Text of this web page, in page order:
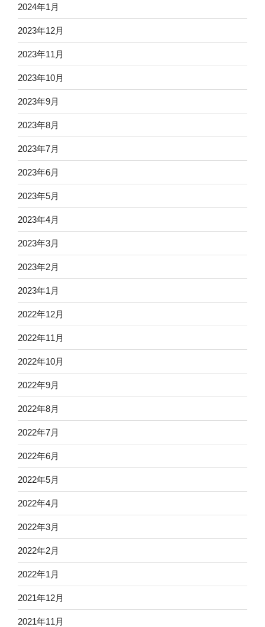
2024年1月
2023年12月
2023年11月
2023年10月
2023年9月
2023年8月
2023年7月
2023年6月
2023年5月
2023年4月
2023年3月
2023年2月
2023年1月
2022年12月
2022年11月
2022年10月
2022年9月
2022年8月
2022年7月
2022年6月
2022年5月
2022年4月
2022年3月
2022年2月
2022年1月
2021年12月
2021年11月